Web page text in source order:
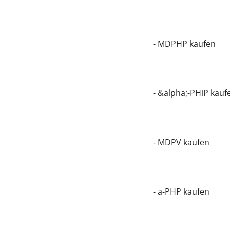
- MDPHP kaufen
- &alpha;-PHiP
- MDPV kaufen
- a-PHP kaufen